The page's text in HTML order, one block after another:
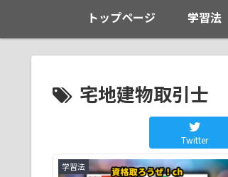
トップページ 学習法
宅地建物取引士
Twitter
学習法